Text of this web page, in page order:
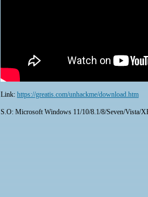
Link:https://greatis.com/unhackme/download.htm
S.O: Microsoft Windows 11/10/8.1/8/Seven/Vista/